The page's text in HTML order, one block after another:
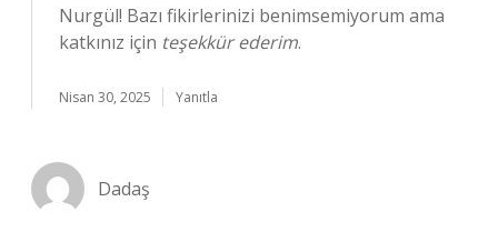
Nurgül! Bazı fikirlerinizi benimsemiyorum ama
katkınız için teşekkür ederim.
Nisan 30, 2025 Yanıtla
Dadaş